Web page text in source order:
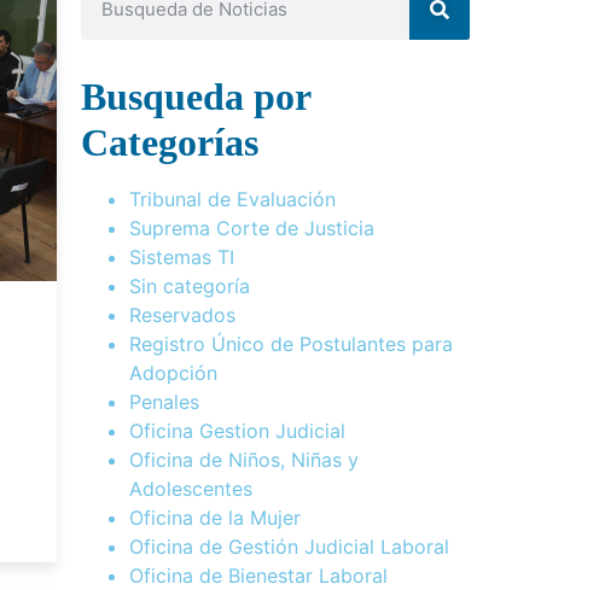
Busqueda por
Categorías
Tribunal de Evaluación
Suprema Corte de Justicia
Sistemas TI
Sin categoría
Reservados
Registro Único de Postulantes para
Adopción
Penales
Oficina Gestion Judicial
Oficina de Niños, Niñas y
Adolescentes
Oficina de la Mujer
Oficina de Gestión Judicial Laboral
Oficina de Bienestar Laboral